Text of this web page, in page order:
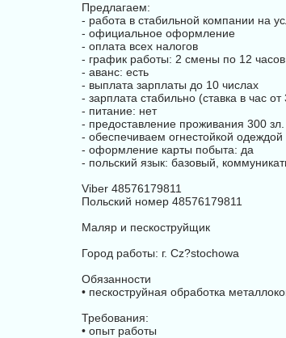
Предлагаем:
- работа в стабильной компании на
- официальное оформление
- оплата всех налогов
- график работы: 2 смены по 12
- аванс: есть
- выплата зарплаты до 10 числах
- зарплата стабильно (ставка в час от
- питание: нет
- предоставление проживания 300 зл.
- обеспечиваем огнестойкой одеждой
- оформление карты побыта: да
- польский язык: базовый,
Vibеr 48576179811
Польский номер 48576179811
Маляр и пескоструйщик
Город работы: г. Cz?stochowa
Обязанности
• пескоструйная обработка
Требования:
• опыт работы